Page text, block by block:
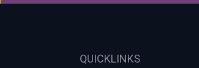
QUICKLINKS